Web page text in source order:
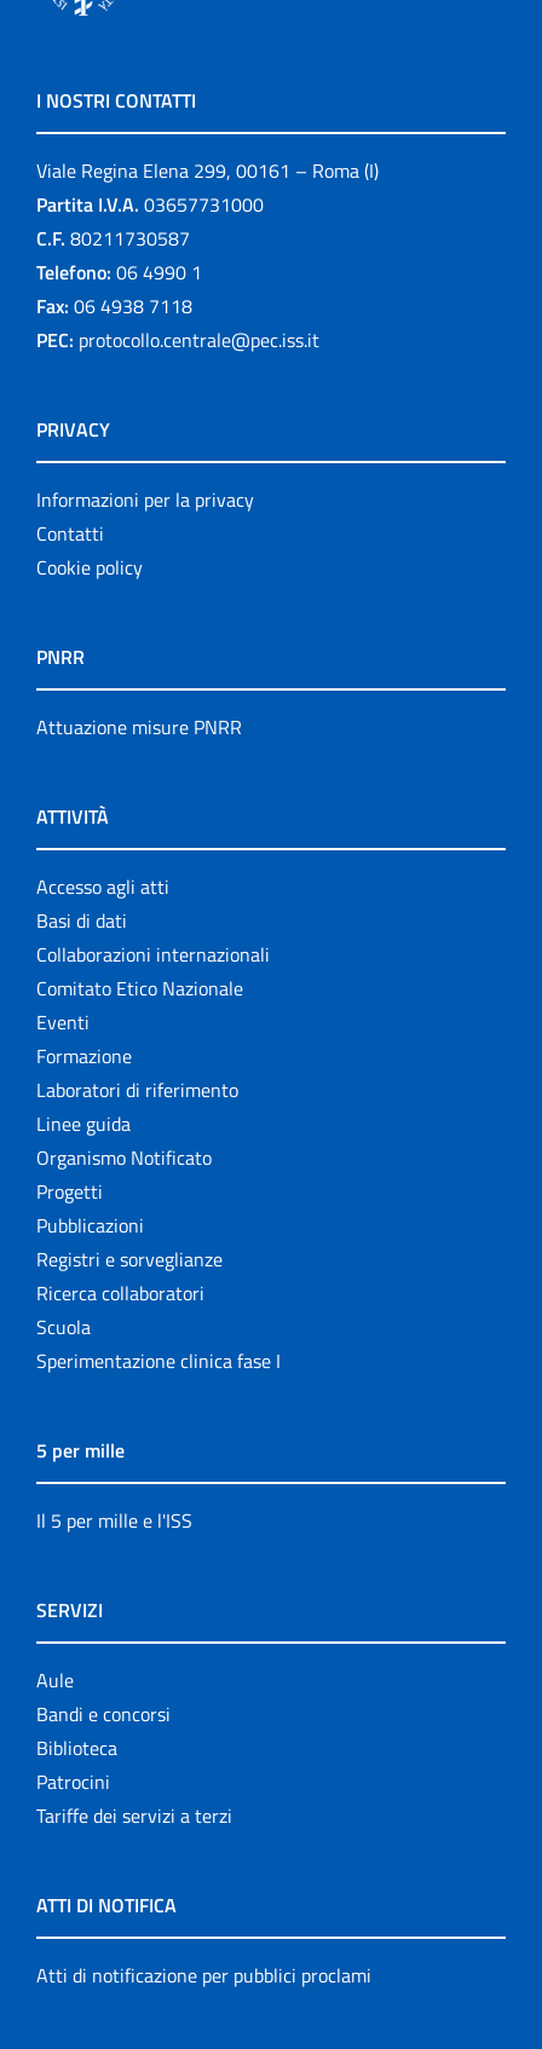
I NOSTRI CONTATTI
Viale Regina Elena 299, 00161 – Roma (I)
Partita I.V.A. 03657731000
C.F. 80211730587
Telefono: 06 4990 1
Fax: 06 4938 7118
PEC: protocollo.centrale@pec.iss.it
PRIVACY
Informazioni per la privacy
Contatti
Cookie policy
PNRR
Attuazione misure PNRR
ATTIVITÀ
Accesso agli atti
Basi di dati
Collaborazioni internazionali
Comitato Etico Nazionale
Eventi
Formazione
Laboratori di riferimento
Linee guida
Organismo Notificato
Progetti
Pubblicazioni
Registri e sorveglianze
Ricerca collaboratori
Scuola
Sperimentazione clinica fase I
5 per mille
Il 5 per mille e l'ISS
SERVIZI
Aule
Bandi e concorsi
Biblioteca
Patrocini
Tariffe dei servizi a terzi
ATTI DI NOTIFICA
Atti di notificazione per pubblici proclami